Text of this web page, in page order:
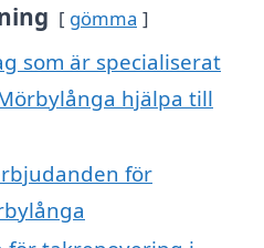
gömma
som är specialiserat
hjälpa till
för